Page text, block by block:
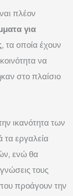
πλέον
για
, τα οποία έχουν
να
στο πλαίσιο
ικανότητα των
τα εργαλεία
ενώ θα
τους
προάγουν την